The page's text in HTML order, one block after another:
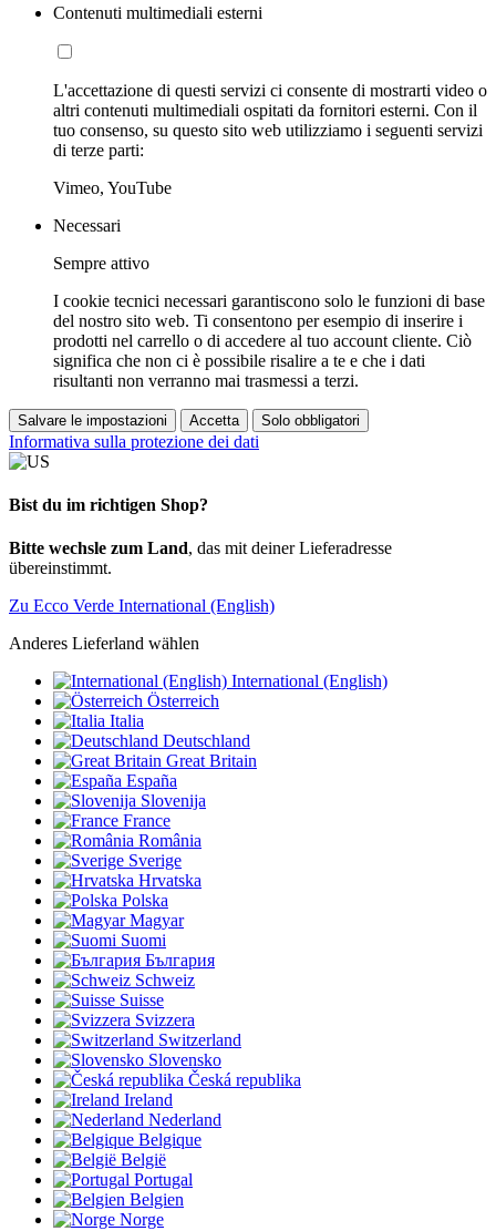
Contenuti multimediali esterni
L'accettazione di questi servizi ci consente di mostrarti video o
altri contenuti multimediali ospitati da fornitori esterni. Con il
tuo consenso, su questo sito web utilizziamo i seguenti servizi
di terze parti:
Vimeo, YouTube
Necessari
Sempre attivo
I cookie tecnici necessari garantiscono solo le funzioni di base
del nostro sito web. Ti consentono per esempio di inserire i
prodotti nel carrello o di accedere al tuo account cliente. Ciò
significa che non ci è possibile risalire a te e che i dati
risultanti non verranno mai trasmessi a terzi.
Salvare le impostazioni Accetta Solo obbligatori
Informativa sulla protezione dei dati
Bist du im richtigen Shop?
Bitte wechsle zum Land, das mit deiner Lieferadresse
übereinstimmt.
Zu Ecco Verde International (English)
Anderes Lieferland wählen
International (English)
Österreich
Italia
Deutschland
Great Britain
España
Slovenija
France
România
Sverige
Hrvatska
Polska
Magyar
Suomi
България
Schweiz
Suisse
Svizzera
Switzerland
Slovensko
Česká republika
Ireland
Nederland
Belgique
België
Portugal
Belgien
Norge